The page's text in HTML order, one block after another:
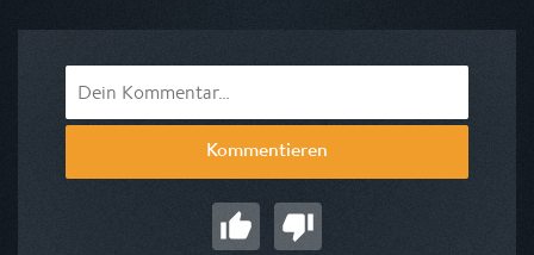
Kommentieren